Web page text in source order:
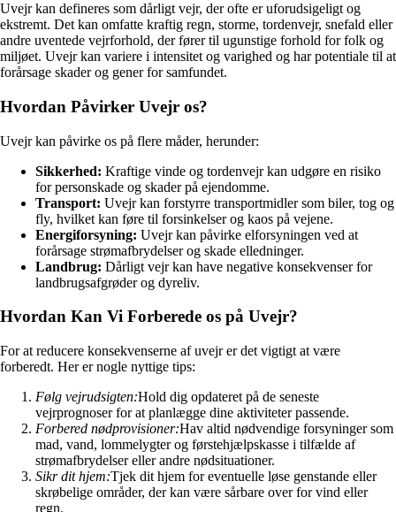
Uvejr kan defineres som dårligt vejr, der ofte er uforudsigeligt og
ekstremt. Det kan omfatte kraftig regn, storme, tordenvejr, snefald eller
andre uventede vejrforhold, der fører til ugunstige forhold for folk og
miljøet. Uvejr kan variere i intensitet og varighed og har potentiale til at
forårsage skader og gener for samfundet.
Hvordan Påvirker Uvejr os?
Uvejr kan påvirke os på flere måder, herunder:
Sikkerhed: Kraftige vinde og tordenvejr kan udgøre en risiko
for personskade og skader på ejendomme.
Transport: Uvejr kan forstyrre transportmidler som biler, tog og
fly, hvilket kan føre til forsinkelser og kaos på vejene.
Energiforsyning: Uvejr kan påvirke elforsyningen ved at
forårsage strømafbrydelser og skade elledninger.
Landbrug: Dårligt vejr kan have negative konsekvenser for
landbrugsafgrøder og dyreliv.
Hvordan Kan Vi Forberede os på Uvejr?
For at reducere konsekvenserne af uvejr er det vigtigt at være
forberedt. Her er nogle nyttige tips:
Følg vejrudsigten:Hold dig opdateret på de seneste
vejrprognoser for at planlægge dine aktiviteter passende.
Forbered nødprovisioner:Hav altid nødvendige forsyninger som
mad, vand, lommelygter og førstehjælpskasse i tilfælde af
strømafbrydelser eller andre nødsituationer.
Sikr dit hjem:Tjek dit hjem for eventuelle løse genstande eller
skrøbelige områder, der kan være sårbare over for vind eller
regn.